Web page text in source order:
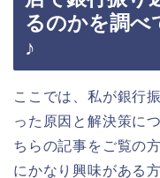
るのかを調べ
♪
ここでは、私が銀行
った原因と解決策に
ちらの記事をご覧の
にかなり興味がある